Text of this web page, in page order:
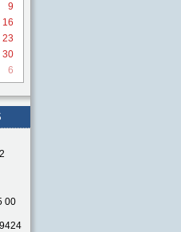
9
16
23
30
6
00